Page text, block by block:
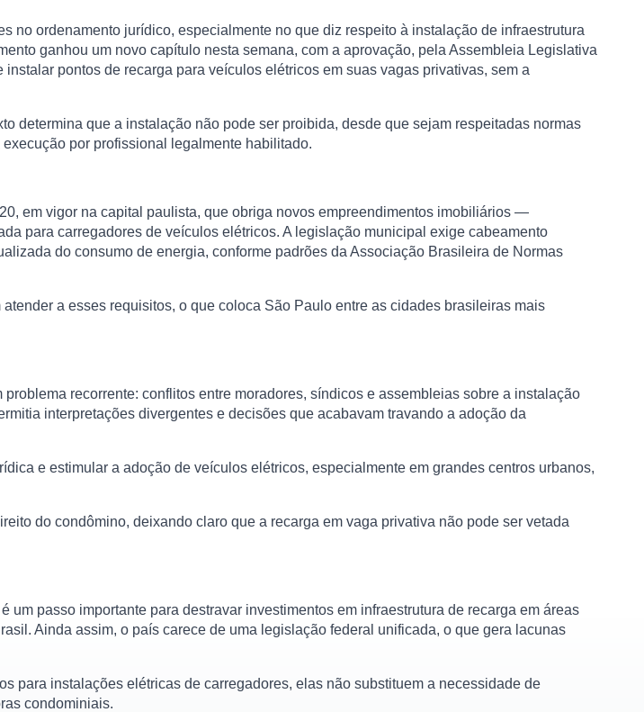
ordenamento jurídico, especialmente no que diz respeito à instalação de infraestrutura
ganhou um novo capítulo nesta semana, com a aprovação, pela Assembleia Legislativa
pontos de recarga para veículos elétricos em suas vagas privativas, sem a
determina que a instalação não pode ser proibida, desde que sejam respeitadas normas
por profissional legalmente habilitado.
em vigor na capital paulista, que obriga novos empreendimentos imobiliários —
para carregadores de veículos elétricos. A legislação municipal exige cabeamento
do consumo de energia, conforme padrões da Associação Brasileira de Normas
a esses requisitos, o que coloca São Paulo entre as cidades brasileiras mais
recorrente: conflitos entre moradores, síndicos e assembleias sobre a instalação
interpretações divergentes e decisões que acabavam travando a adoção da
e estimular a adoção de veículos elétricos, especialmente em grandes centros urbanos,
do condômino, deixando claro que a recarga em vaga privativa não pode ser vetada
passo importante para destravar investimentos em infraestrutura de recarga em áreas
Ainda assim, o país carece de uma legislação federal unificada, o que gera lacunas
para instalações elétricas de carregadores, elas não substituem a necessidade de
condominiais.